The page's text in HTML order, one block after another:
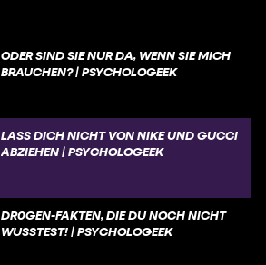
ODER SIND SIE NUR DA, WENN SIE MICH
BRAUCHEN? | PSYCHOLOGEEK
LASS DICH NICHT VON NIKE UND GUCCI
ABZIEHEN | PSYCHOLOGEEK
DR0GEN-FAKTEN, DIE DU NOCH NICHT
WUSSTEST! | PSYCHOLOGEEK